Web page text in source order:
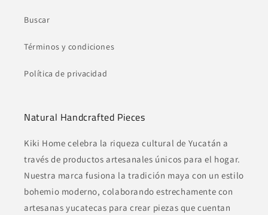
Buscar
Términos y condiciones
Política de privacidad
Natural Handcrafted Pieces
Kiki Home celebra la riqueza cultural de Yucatán a
través de productos artesanales únicos para el hogar.
Nuestra marca fusiona la tradición maya con un estilo
bohemio moderno, colaborando estrechamente con
artesanas yucatecas para crear piezas que cuentan